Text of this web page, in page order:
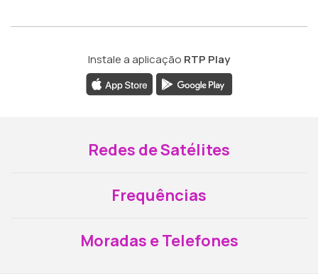
Instale a aplicação RTP Play
Redes de Satélites
Frequências
Moradas e Telefones